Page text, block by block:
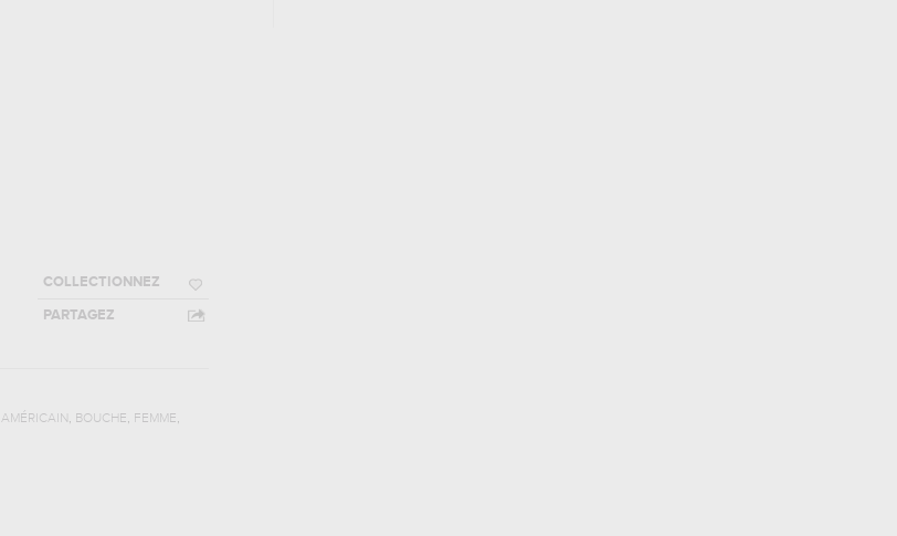
COLLECTIONNEZ
PARTAGEZ
AMÉRICAIN, BOUCHE, FEMME,